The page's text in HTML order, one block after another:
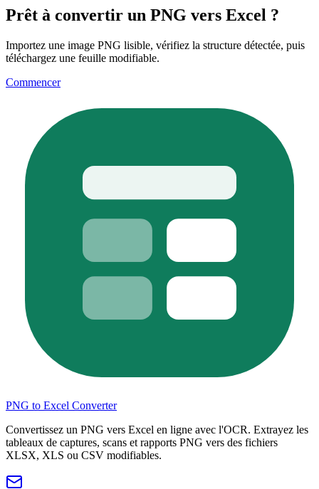
Prêt à convertir un PNG vers Excel ?
Importez une image PNG lisible, vérifiez la structure détectée, puis
téléchargez une feuille modifiable.
Commencer
PNG to Excel Converter
Convertissez un PNG vers Excel en ligne avec l'OCR. Extrayez les
tableaux de captures, scans et rapports PNG vers des fichiers
XLSX, XLS ou CSV modifiables.